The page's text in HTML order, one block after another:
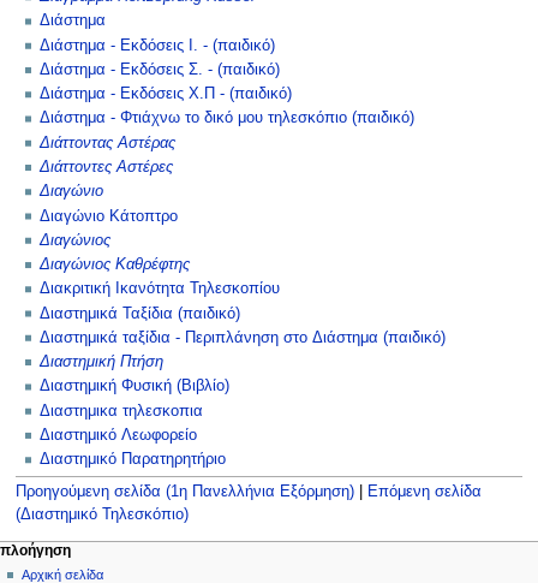
Διάστημα
Διάστημα - Εκδόσεις Ι. - (παιδικό)
Διάστημα - Εκδόσεις Σ. - (παιδικό)
Διάστημα - Εκδόσεις Χ.Π - (παιδικό)
Διάστημα - Φτιάχνω το δικό μου τηλεσκόπιο (παιδικό)
Διάττοντας Αστέρας
Διάττοντες Αστέρες
Διαγώνιο
Διαγώνιο Κάτοπτρο
Διαγώνιος
Διαγώνιος Καθρέφτης
Διακριτική Ικανότητα Τηλεσκοπίου
Διαστημικά Ταξίδια (παιδικό)
Διαστημικά ταξίδια - Περιπλάνηση στο Διάστημα (παιδικό)
Διαστημική Πτήση
Διαστημική Φυσική (Βιβλίο)
Διαστημικα τηλεσκοπια
Διαστημικό Λεωφορείο
Διαστημικό Παρατηρητήριο
Προηγούμενη σελίδα (1η Πανελλήνια Εξόρμηση)|
Επόμενη σελίδα
(Διαστημικό Τηλεσκόπιο)
Μ
ενέργειες σελίδας
ειδική
προσωπικά εργαλεία
δημιουργία
πλοήγηση
Αρχική σελίδα